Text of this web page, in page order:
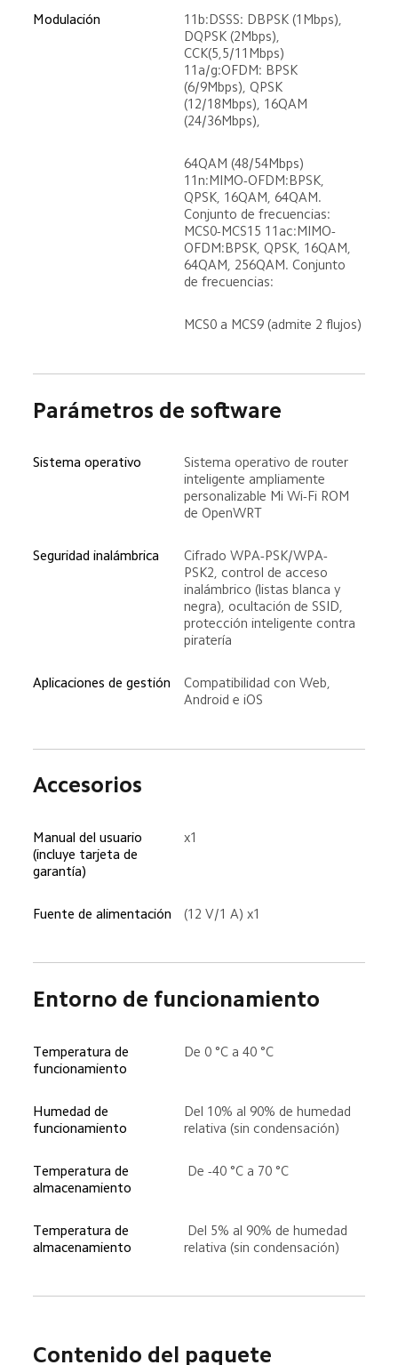
Modulación
11b:DSSS: DBPSK (1Mbps),
DQPSK (2Mbps),
CCK(5,5/11Mbps)
11a/g:OFDM: BPSK
(6/9Mbps), QPSK
(12/18Mbps), 16QAM
(24/36Mbps),
64QAM (48/54Mbps)
11n:MIMO-OFDM:BPSK,
QPSK, 16QAM, 64QAM.
Conjunto de frecuencias:
MCS0-MCS15 11ac:MIMO-
OFDM:BPSK, QPSK, 16QAM,
64QAM, 256QAM. Conjunto
de frecuencias:
MCS0 a MCS9 (admite 2 flujos)
Parámetros de software
Sistema operativo
Sistema operativo de router
inteligente ampliamente
personalizable Mi Wi-Fi ROM
de OpenWRT
Seguridad inalámbrica
Cifrado WPA-PSK/WPA-
PSK2, control de acceso
inalámbrico (listas blanca y
negra), ocultación de SSID,
protección inteligente contra
piratería
Aplicaciones de gestión
Compatibilidad con Web,
Android e iOS
Accesorios
Manual del usuario
(incluye tarjeta de
garantía)
x1
Fuente de alimentación (12 V/1 A) x1
Entorno de funcionamiento
Temperatura de
funcionamiento
De 0 °C a 40 °C
Humedad de
funcionamiento
Del 10% al 90% de humedad
relativa (sin condensación)
Temperatura de
almacenamiento
De -40 °C a 70 °C
Temperatura de
almacenamiento
relativa (sin condensación)
Contenido del paquete